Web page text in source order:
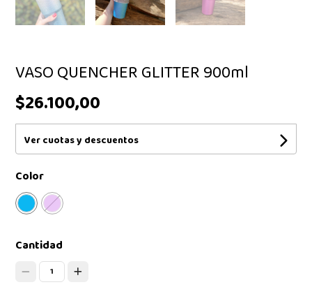
VASO QUENCHER GLITTER 900ml
$26.100,00
Ver cuotas y descuentos
Color
Cantidad
1